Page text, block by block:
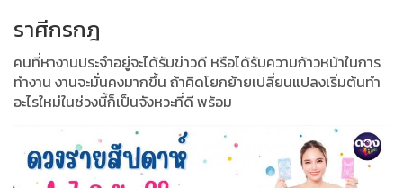
ราศีกรกฎ
คนที่หางานประจำอยู่จะได้รับข่าวดี หรือได้รับความก้าวหน้าในการ
ทำงาน งานจะมั่นคงมากขึ้น ถ้าคิดโยกย้ายเปลี่ยนแปลงเริ่มต้นทำ
อะไรใหม่ในช่วงนี้ก็เป็นจังหวะที่ดี พร้อม